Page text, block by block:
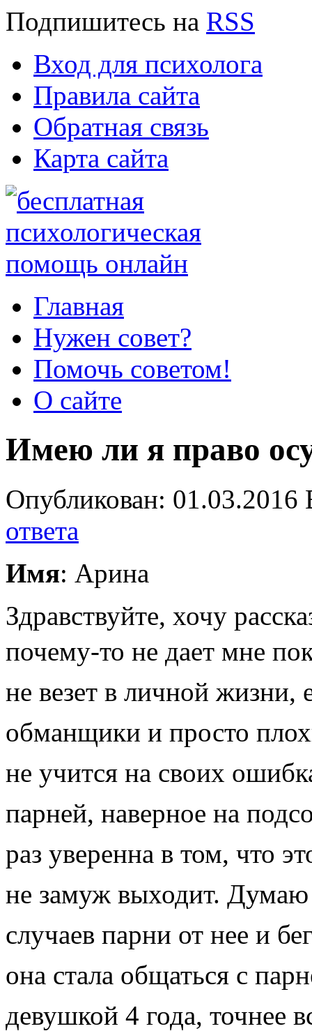
Подпишитесь на RSS
Вход для психолога
Правила сайта
Обратная связь
Карта сайта
Главная
Нужен совет?
Помочь советом!
О сайте
Имею ли я право
Опубликован:
ответа
Имя: Арина
Здравствуйте, хочу
почему-то не дает мне
не везет в личной жизни,
обманщики и просто
не учится на своих
парней, наверное на
раз уверенна в том, что
не замуж выходит. Думаю
случаев парни от нее и
она стала общаться с
девушкой 4 года, точнее